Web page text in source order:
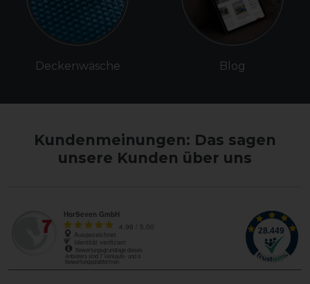
Deckenwäsche Blog
Kundenmeinungen: Das sagen
unsere Kunden über uns